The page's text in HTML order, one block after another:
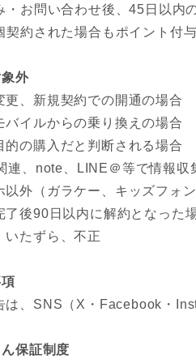
お問い合わせ後、45日以内
約された場合もポイント付与
外
更、新規契約での開通の場合
バイルからの乗り換えの場合
的の購入だと判断される場合
連、note、LINE＠等で情報収
以外（ガラケー、キッズフォ
了後90日以内に解約となった
いたずら、不正
は、SNS（X・Facebook・
保証制度